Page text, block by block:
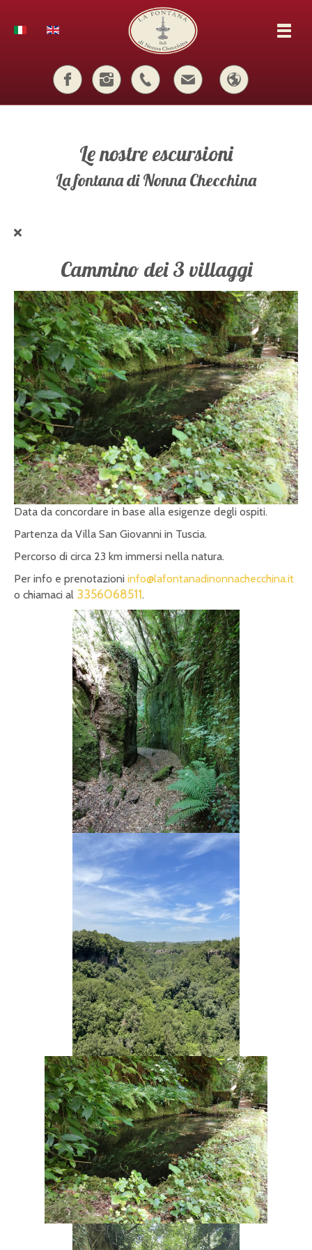
Le nostre escursioni
La fontana di Nonna Checchina
Cammino dei 3 villaggi
Data da concordare in base alla esigenze degli ospiti.
Partenza da Villa San Giovanni in Tuscia.
Percorso di circa 23 km immersi nella natura.
Per info e prenotazioni info@lafontanadinonnachecchina.it
o chiamaci al 3356068511.